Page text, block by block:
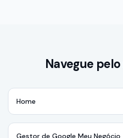
Navegue
Home
Gestor de Google Meu Negócio